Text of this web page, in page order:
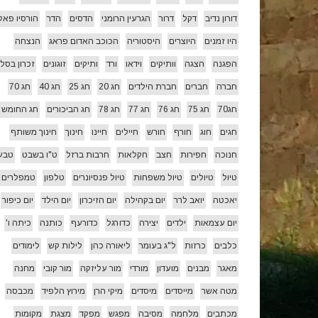
דורון נדיב דקל דרור הגרעין הרומני הדסים הדר הורסיו
היו זמנים היוצרים היסטוריה הכוכב האדום פראג הנצחה
הפגנה הצגה וותיקים וידאו ורד ותיקים זוגונים זכרון
חברה חברים חברת הילדים חג 20 חג 25 חג 40 חג 70
חג70 חג 75 חג 76 חג 77 חג 78 חג הביכורים חג החומש
חגים חוג חורף חורש חיילים חיינו חינוך חינוך משותף
חנוכה חפירות חצב חקלאות חרבות ברזל ט"ו בשבט
טיול טיולים טיול משפחות טיול פנסיונרים טלפון טמפלרים
יאכטה יואב לרר יום בקהילה יום הזיכרון יום הילד יום כיפור
יום עצמאות ילדים יצירה כדורגל כדורעף כותנה כיתה ו'
כלבים כרזות ל"ג בעומר ליאורה כהן לילות קש לימודים
מאגר מבנים מועדון מורדי מור עליזקה מור קובי מחנה
מטה אשר מייסדים מיסדים מיקי הרן מירוץ הלפיד מכבסה
מכתבים מלחמה מסיבה מפגש מפקד מצגת מקומות